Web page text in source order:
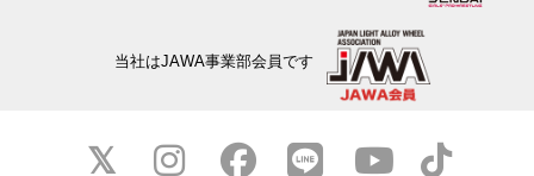
当社はJAWA事業部会員です